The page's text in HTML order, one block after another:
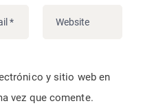
y sitio web en
vez que comente.